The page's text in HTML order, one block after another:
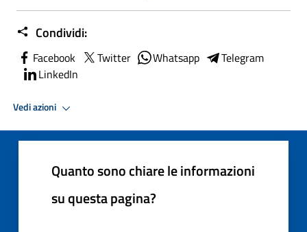
Condividi:
Facebook Twitter Whatsapp
Telegram
LinkedIn
Vedi azioni
Quanto sono chiare le informazioni
su questa pagina?